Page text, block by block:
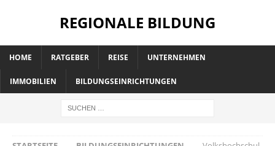
REGIONALE BILDUNG
HOME RATGEBER REISE UNTERNEHMEN
IMMOBILIEN BILDUNGSEINRICHTUNGEN